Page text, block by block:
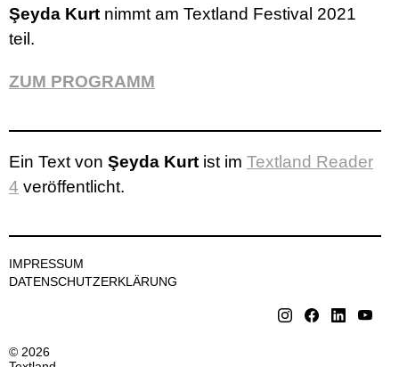
Şeyda Kurt nimmt am Textland Festival 2021
teil.
ZUM PROGRAMM
Ein Text von Şeyda Kurt ist im Textland Reader
4 veröffentlicht.
IMPRESSUM
DATENSCHUTZERKLÄRUNG
© 2026